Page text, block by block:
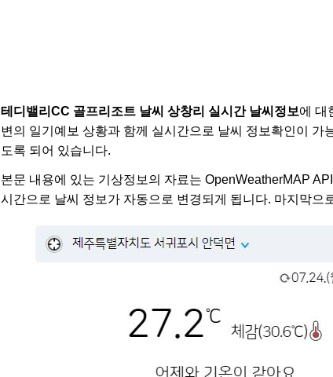
테디밸리CC 골프리조트 날씨 상창리 실시간 날씨정보에 대
변의 일기예보 상황과 함께 실시간으로 날씨 정보확인이
도록 되어 있습니다.
본문 내용에 있는 기상정보의 자료는 OpenWeatherMAP
시간으로 날씨 정보가 자동으로 변경되게 됩니다. 마지막